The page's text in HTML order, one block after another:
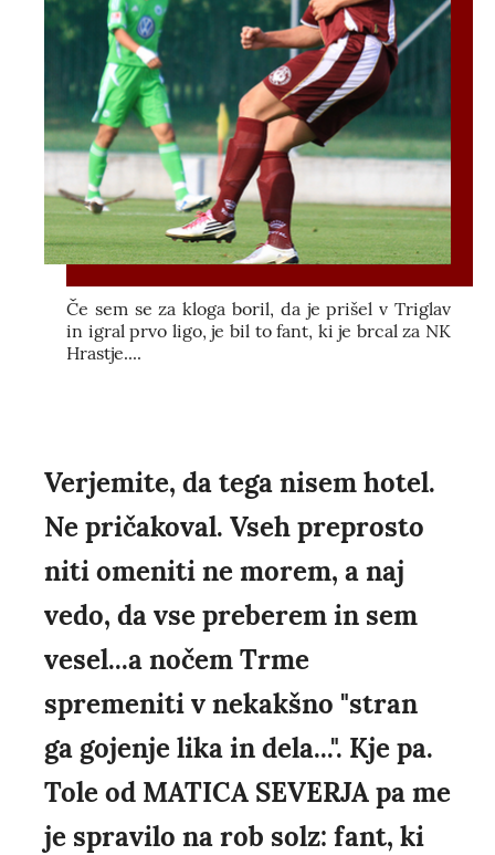
Če sem se za kloga boril, da je prišel v Triglav
in igral prvo ligo, je bil to fant, ki je brcal za NK
Hrastje....
Verjemite, da tega nisem hotel.
Ne pričakoval. Vseh preprosto
niti omeniti ne morem, a naj
vedo, da vse preberem in sem
vesel...a nočem Trme
spremeniti v nekakšno "stran
ga gojenje lika in dela...". Kje pa.
Tole od MATICA SEVERJA pa me
je spravilo na rob solz: fant, ki